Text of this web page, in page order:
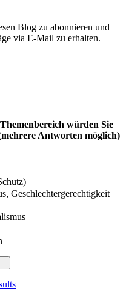
Blog zu abonnieren und
via E-Mail zu erhalten.
würden Sie
Antworten möglich)
Geschlechtergerechtigkeit